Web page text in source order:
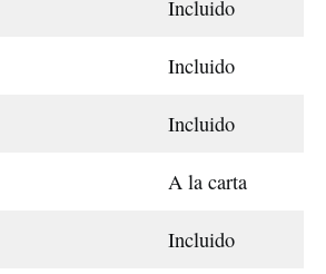
Incluido
Incluido
Incluido
A la carta
Incluido